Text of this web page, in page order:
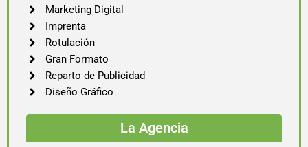
Marketing Digital
Imprenta
Rotulación
Gran Formato
Reparto de Publicidad
Diseño Gráfico
La Agencia